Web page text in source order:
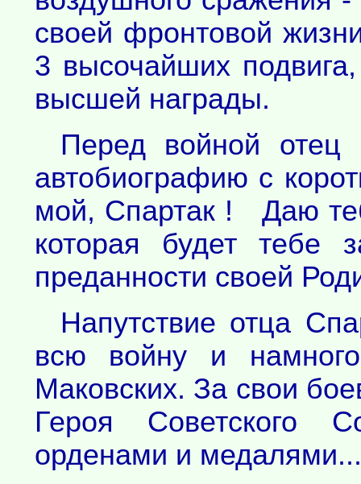
своей фронтовой
3 высочайших
высшей награды.
Перед войной отец
автобиографию с
мой, Спартак ! Даю
которая будет тебе
преданности своей
Напутствие отца
всю войну и
Маковских. За свои
Героя Советского
орденами и медалями...